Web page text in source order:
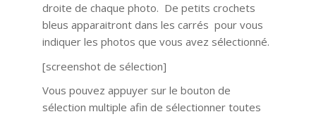
droite de chaque photo. De petits crochets
bleus apparaitront dans les carrés pour vous
indiquer les photos que vous avez sélectionné.
[screenshot de sélection]
Vous pouvez appuyer sur le bouton de
sélection multiple afin de sélectionner toutes